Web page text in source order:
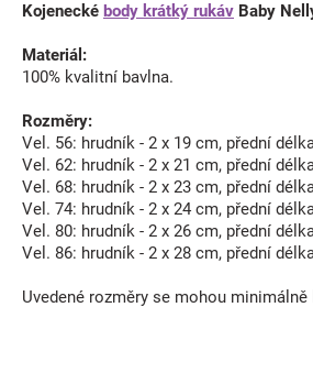
Kojenecké body krátký rukáv Baby
Materiál:
100% kvalitní bavlna.
Rozměry:
Vel. 56: hrudník - 2 x 19 cm, přední
Vel. 62: hrudník - 2 x 21 cm, přední
Vel. 68: hrudník - 2 x 23 cm, přední
Vel. 74: hrudník - 2 x 24 cm, přední
Vel. 80: hrudník - 2 x 26 cm, přední
Vel. 86: hrudník - 2 x 28 cm, přední
Uvedené rozměry se mohou minimálně